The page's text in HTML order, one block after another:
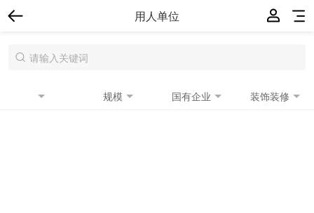
用人单位
规模 国有企业 装饰装修